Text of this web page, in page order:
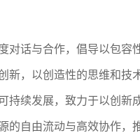
对话与合作，倡导以包容
新，以创造性的思维和技
持续发展，致力于以创新
的自由流动与高效协作，